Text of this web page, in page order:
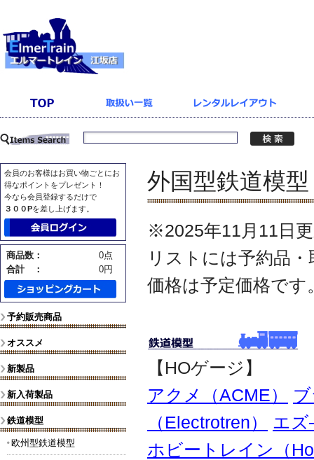
外国型鉄道模
※2025年11月11日
リストには予約品
価格は予定価格です
【HOゲージ】
アクメ（ACME）
（Electrotren）
エ
ホビートレイン（
会員のお客様はお買い物ごとにお
得なポイントをプレゼント！
今なら会員登録するだけで
３００Pを差し上げます。
商品数：
0点
合計 ：
0円
予約販売商品
オススメ
新製品
新入荷製品
鉄道模型
欧州型鉄道模型